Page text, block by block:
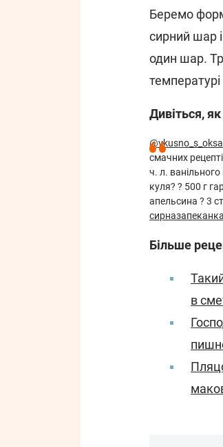
Беремо
сирний шар
один шар.
Дивіться,
смачних
ч. л.
куля? ? 500 г
апельсина ? 3
сирназапеканка
Більше
в